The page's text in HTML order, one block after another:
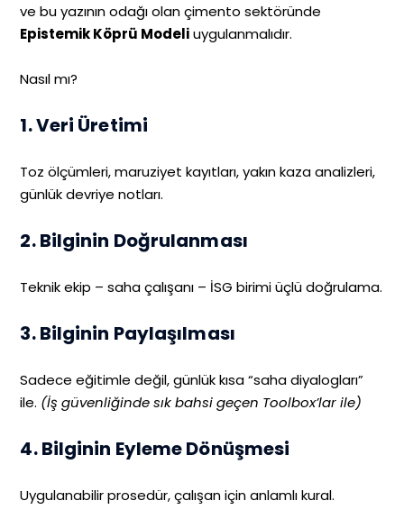
ve bu yazının odağı olan çimento sektöründe
Epistemik Köprü Modeliuygulanmalıdır.
Nasıl mı?
1. Veri Üretimi
Toz ölçümleri, maruziyet kayıtları, yakın kaza analizleri,
günlük devriye notları.
2. Bilginin Doğrulanması
Teknik ekip – saha çalışanı – İSG birimi üçlü doğrulama.
3. Bilginin Paylaşılması
Sadece eğitimle değil, günlük kısa “saha diyalogları”
ile. (İş güvenliğinde sık bahsi geçen Toolbox’lar ile)
4. Bilginin Eyleme Dönüşmesi
Uygulanabilir prosedür, çalışan için anlamlı kural.